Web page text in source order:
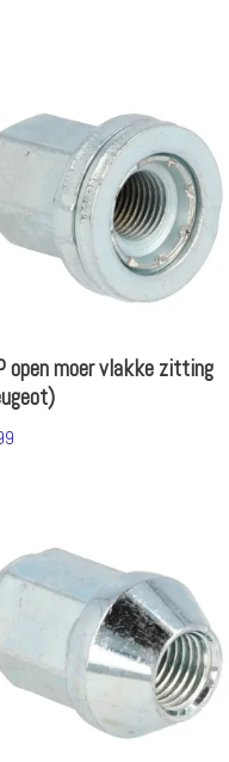
open moer vlakke zitting